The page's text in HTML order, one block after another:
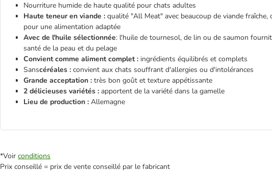
Nourriture humide de haute qualité pour chats adultes
Haute teneur en viande : qualité "All Meat" avec beaucoup de viande
pour une alimentation adaptée
Avec de l'huile sélectionnée: l'huile de tournesol, de lin ou de saumon
santé de la peau et du pelage
Convient comme aliment complet : ingrédients équilibrés et complets
Sanscéréales : convient aux chats souffrant d'allergies ou d'intolérances
Grande acceptation : très bon goût et texture appétissante
2 délicieuses variétés : apportent de la variété dans la gamelle
Lieu de production : Allemagne
*Voir conditions
Prix conseillé = prix de vente conseillé par le fabricant